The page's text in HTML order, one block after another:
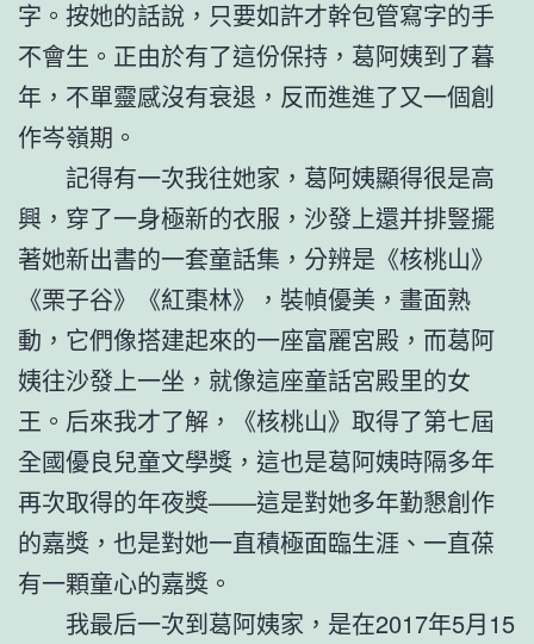
字。按她的話說，只要如許才幹包管寫字的手
不會生。正由於有了這份保持，葛阿姨到了暮
年，不單靈感沒有衰退，反而進進了又一個創
作岑嶺期。
記得有一次我往她家，葛阿姨顯得很是高
興，穿了一身極新的衣服，沙發上還并排豎擺
著她新出書的一套童話集，分辨是《核桃山》
《栗子谷》《紅棗林》，裝幀優美，畫面熟
動，它們像搭建起來的一座富麗宮殿，而葛阿
姨往沙發上一坐，就像這座童話宮殿里的女
王。后來我才了解，《核桃山》取得了第七屆
全國優良兒童文學獎，這也是葛阿姨時隔多年
再次取得的年夜獎——這是對她多年勤懇創作
的嘉獎，也是對她一直積極面臨生涯、一直葆
有一顆童心的嘉獎。
我最后一次到葛阿姨家，是在2017年5月15